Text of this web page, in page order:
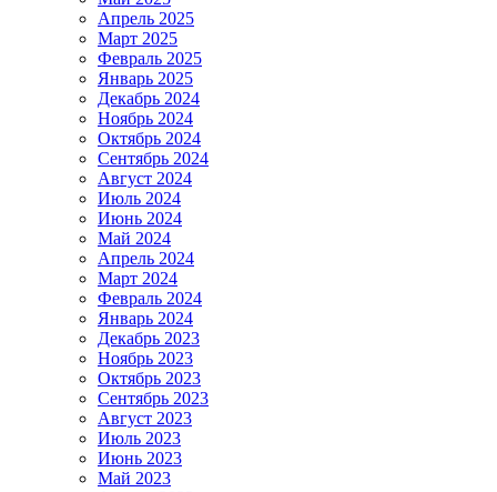
Апрель 2025
Март 2025
Февраль 2025
Январь 2025
Декабрь 2024
Ноябрь 2024
Октябрь 2024
Сентябрь 2024
Август 2024
Июль 2024
Июнь 2024
Май 2024
Апрель 2024
Март 2024
Февраль 2024
Январь 2024
Декабрь 2023
Ноябрь 2023
Октябрь 2023
Сентябрь 2023
Август 2023
Июль 2023
Июнь 2023
Май 2023